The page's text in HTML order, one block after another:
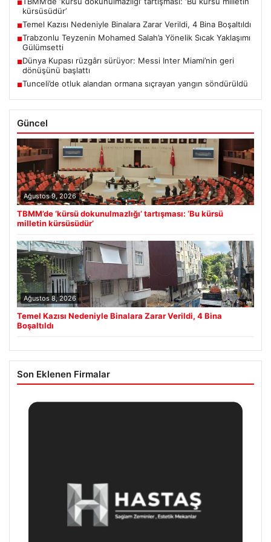
■
kürsüsüdür’
■Temel Kazısı Nedeniyle Binalara Zarar Verildi, 4 Bina Boşaltıldı
■Trabzonlu Teyzenin Mohamed Salah’a Yönelik Sıcak Yaklaşımı
Gülümsetti
■Dünya Kupası rüzgârı sürüyor: Messi Inter Miami’nin geri
dönüşünü başlattı
■Tunceli’de otluk alandan ormana sıçrayan yangın söndürüldü
Güncel
Ağustos 9, 2026
TBMM’de ‘kürsü dokunulmazlığı’ tartışması: ‘Bu kürsü
milletin kürsüsüdür’
Ağustos 8, 2026
Temel Kazısı Nedeniyle Binalara Zarar Verildi, 4 Bina
Boşaltıldı
Son Eklenen Firmalar